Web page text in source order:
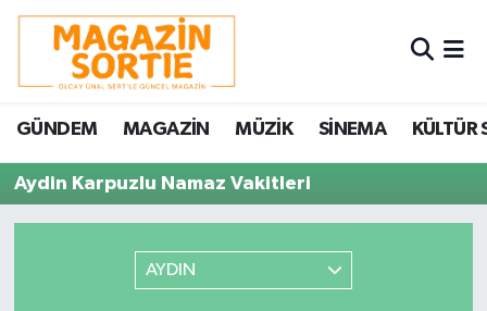
GÜNDEM MAGAZİN MÜZİK SİNEMA KÜLTÜR
Aydin Karpuzlu Namaz Vakitleri
AYDIN
Nöbetçi Eczaneler
Hava Durumu
Trafik Durumu
Süper Lig Puan Durumu ve Fikstür